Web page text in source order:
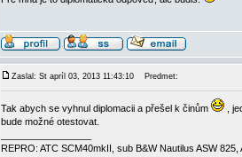
Zaslal: St apríl 03, 2013 11:43:10 Predmet:
Tak abych se vyhnul diplomacii a přešel k činům
,
bude možné otestovat.
REPRO: ATC SCM40mkII, sub B&W Nautilus ASW